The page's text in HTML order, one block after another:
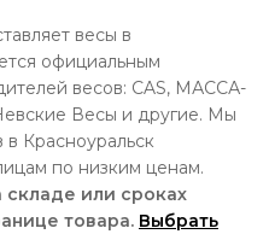
весы в
официальным
весов: CAS, МАССА-
Весы и другие. Мы
Красноуральск
по низким ценам.
складе или сроках
товара. Выбрать